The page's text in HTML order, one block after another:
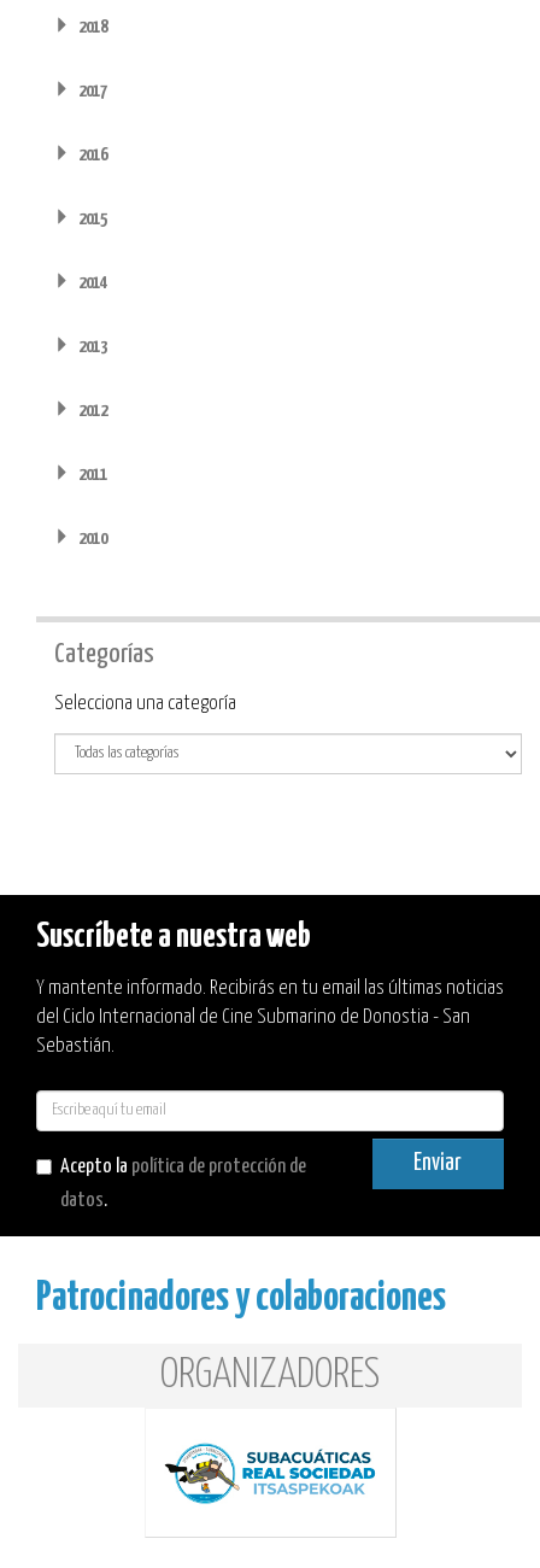
2018
2017
2016
2015
2014
2013
2012
2011
2010
Categorías
Categoría
Selecciona una categoría
Suscríbete a nuestra web
Y mantente informado. Recibirás en tu email las últimas noticias
del Ciclo Internacional de Cine Submarino de Donostia - San
Sebastián.
Acepto la política de protección de
datos.
Enviar
Patrocinadores y colaboraciones
ORGANIZADORES